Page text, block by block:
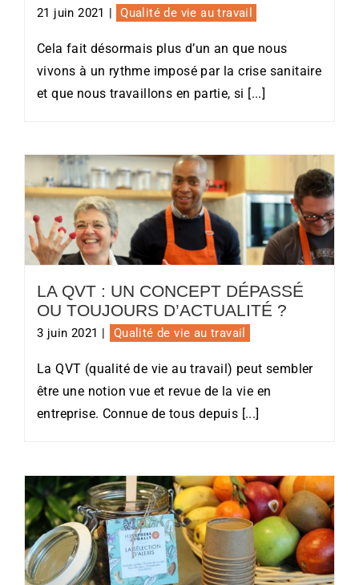
21 juin 2021 | Qualité de vie au travail
Cela fait désormais plus d’un an que nous
vivons à un rythme imposé par la crise sanitaire
et que nous travaillons en partie, si [...]
La QVT : un concept dépassé ou
toujours d’actualité ?
LA QVT : UN CONCEPT DÉPASSÉ
OU TOUJOURS D’ACTUALITÉ ?
3 juin 2021 | Qualité de vie au travail
La QVT (qualité de vie au travail) peut sembler
être une notion vue et revue de la vie en
entreprise. Connue de tous depuis [...]
Des fruits secs pour les salariés
lyonnais